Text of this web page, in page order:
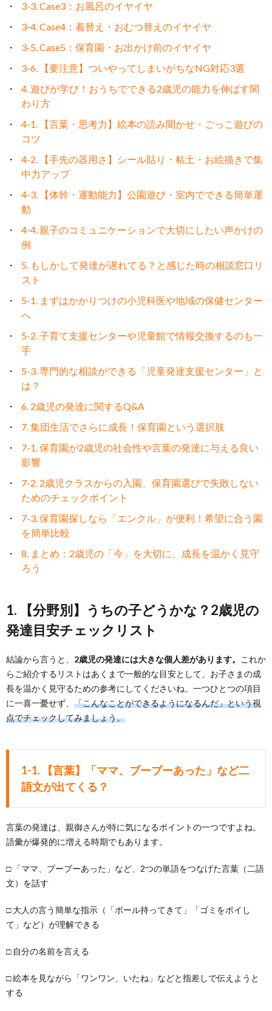
3-3. Case3：お風呂のイヤイヤ
3-4. Case4：着替え・おむつ替えのイヤイヤ
3-5. Case5：保育園・お出かけ前のイヤイヤ
3-6. 【要注意】ついやってしまいがちなNG対応3選
4. 遊びが学び！おうちでできる2歳児の能力を伸ばす関
わり方
4-1. 【言葉・思考力】絵本の読み聞かせ・ごっこ遊びの
コツ
4-2. 【手先の器用さ】シール貼り・粘土・お絵描きで集
中力アップ
4-3. 【体幹・運動能力】公園遊び・室内でできる簡単運
動
4-4. 親子のコミュニケーションで大切にしたい声かけの
例
5. もしかして発達が遅れてる？と感じた時の相談窓口リ
スト
5-1. まずはかかりつけの小児科医や地域の保健センター
へ
5-2. 子育て支援センターや児童館で情報交換するのも一
手
5-3. 専門的な相談ができる「児童発達支援センター」と
は？
6. 2歳児の発達に関するQ&A
7. 集団生活でさらに成長！保育園という選択肢
7-1. 保育園が2歳児の社会性や言葉の発達に与える良い
影響
7-2. 2歳児クラスからの入園、保育園選びで失敗しない
ためのチェックポイント
7-3. 保育園探しなら「エンクル」が便利！希望に合う園
を簡単比較
8. まとめ：2歳児の「今」を大切に、成長を温かく見守
ろう
1. 【分野別】うちの子どうかな？2歳児の
発達目安チェックリスト
結論から言うと、 2歳児の発達には大きな個人差があります。
これか
らご紹介するリストはあくまで一般的な目安として、お子さまの成
長を温かく見守るための参考にしてくださいね。一つひとつの項目
に一喜一憂せず、 「こんなことができるようになるんだ」という視
点でチェックしてみましょう。
1-1. 【言葉】「ママ、ブーブーあった」など二
語文が出てくる？
言葉の発達は、親御さんが特に気になるポイントの一つですよね。
語彙が爆発的に増える時期でもあります。
□ 「ママ、ブーブーあった」など、2つの単語をつなげた言葉（二語
文）を話す
□ 大人の言う簡単な指示（「ボール持ってきて」「ゴミをポイし
て」など）が理解できる
□ 自分の名前を言える
□ 絵本を見ながら「ワンワン、いたね」などと指差しで伝えようと
する